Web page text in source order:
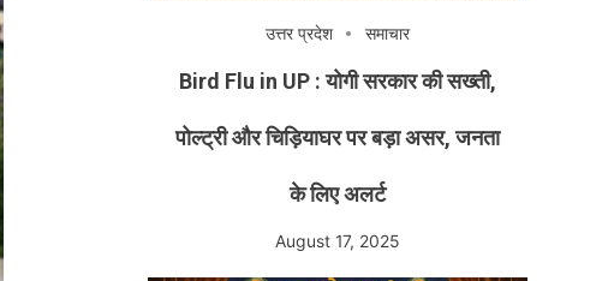
उत्तर प्रदेश समाचार
Bird Flu in UP : योगी सरकार की सख्ती,
पोल्ट्री और चिड़ियाघर पर बड़ा असर, जनता
के लिए अलर्ट
August 17, 2025